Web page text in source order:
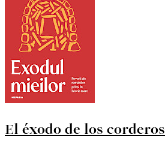
El éxodo de los corderos